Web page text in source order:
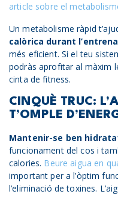
article sobre el
Un metabolisme ràpid
calòrica durant
més eficient. Si el teu
podràs aprofitar al màxim
cinta de fitness.
CINQUÈ TRUC:
T’OMPLE
Mantenir-se ben
funcionament del cos i
calories. Beure aigua en
important per a l’òptim
l’eliminació de toxines.